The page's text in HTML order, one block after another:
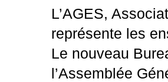
L’AGES,
représente les
Le nouveau
l’Assemblée